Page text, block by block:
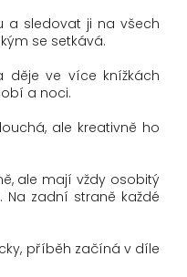
a sledovat ji na všech
se setkává.
děje ve více knížkách
a noci.
ale kreativně ho
ale mají vždy osobitý
zadní straně každé
příběh začíná v díle